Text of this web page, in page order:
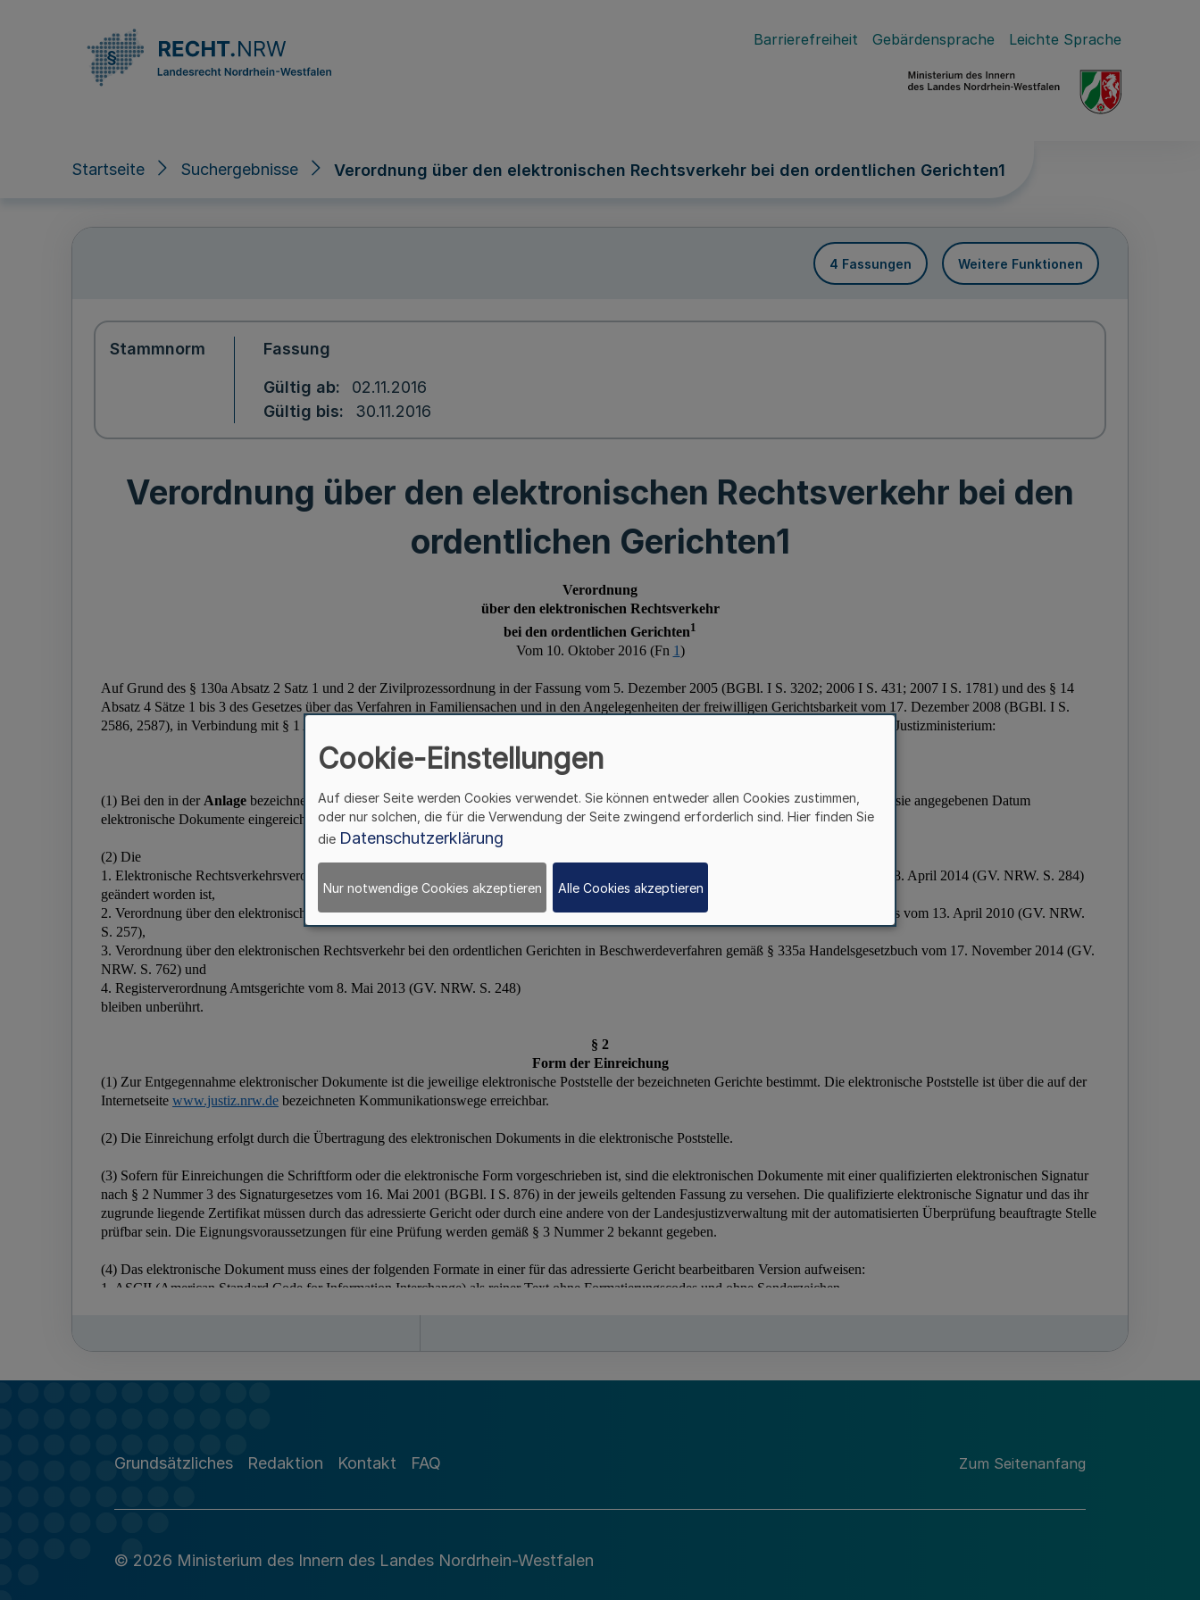
Barrierefreiheit Gebärdensprache Leichte Sprache
Startseite Suchergebnisse Verordnung über den elektronischen Rechtsverkehr bei den ordentlichen Gerichten1
4 Fassungen Weitere Funktionen
Stammnorm Fassung
Gültig ab
02.11.2016
Gültig bis
30.11.2016
Verordnung über den elektronischen Rechtsverkehr bei den
ordentlichen Gerichten1
Grundsätzliches Redaktion Kontakt FAQ Zum Seitenanfang
© 2026 Ministerium des Innern des Landes Nordrhein-Westfalen
Cookie-Einstellungen
Auf dieser Seite werden Cookies verwendet. Sie können entweder allen Cookies zustimmen,
oder nur solchen, die für die Verwendung der Seite zwingend erforderlich sind. Hier finden Sie
die Datenschutzerklärung
Nur notwendige Cookies akzeptieren Alle Cookies akzeptieren